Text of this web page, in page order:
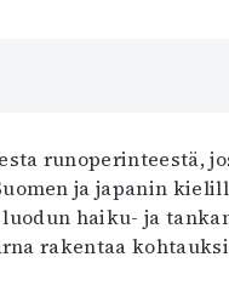
runoperinteestä,
ja japanin
haiku- ja
rakentaa